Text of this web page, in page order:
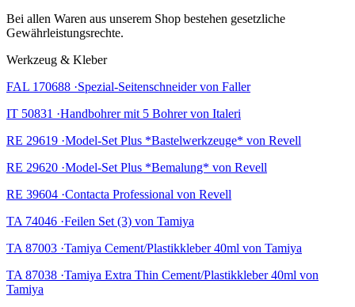
Bei allen Waren aus unserem Shop bestehen gesetzliche
Gewährleistungsrechte.
Werkzeug & Kleber
FAL 170688 ·Spezial-Seitenschneider von Faller
IT 50831 ·Handbohrer mit 5 Bohrer von Italeri
RE 29619 ·Model-Set Plus *Bastelwerkzeuge* von Revell
RE 29620 ·Model-Set Plus *Bemalung* von Revell
RE 39604 ·Contacta Professional von Revell
TA 74046 ·Feilen Set (3) von Tamiya
TA 87003 ·Tamiya Cement/Plastikkleber 40ml von Tamiya
TA 87038 ·Tamiya Extra Thin Cement/Plastikkleber 40ml von
Tamiya